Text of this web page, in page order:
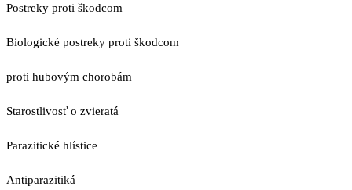
Postreky proti škodcom
Biologické postreky proti škodcom
proti hubovým chorobám
Starostlivosť o zvieratá
Parazitické hlístice
Antiparazitiká